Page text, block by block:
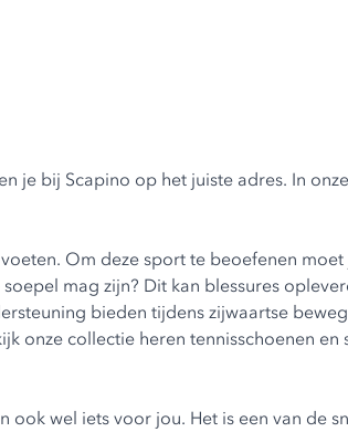
je bij Scapino op het juiste adres. In
Om deze sport te beoefenen
mag zijn? Dit kan blessures
bieden tijdens zijwaartse
onze collectie heren tennisschoenen
wel iets voor jou. Het is een van de